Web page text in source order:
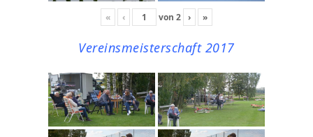
« ‹ von 2 › »
Vereinsmeisterschaft 2017